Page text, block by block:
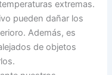
extremas.
pueden dañar los
Además, es
de objetos